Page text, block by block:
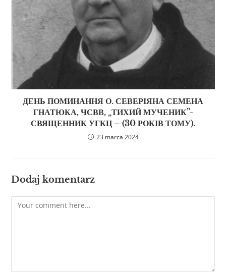
ДЕНЬ ПОМИНАННЯ О. СЕВЕРІЯНА СЕМЕНА
ГНАТЮКА, ЧСВВ, „ТИХИЙ МУЧЕНИК”-
СВЯЩЕННИК УГКЦ – (30 РОКІВ ТОМУ).
23 marca 2024
Dodaj komentarz